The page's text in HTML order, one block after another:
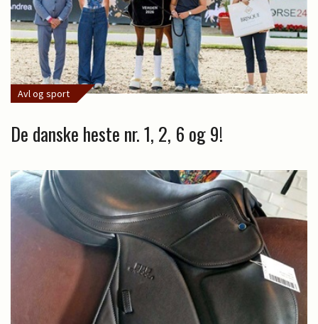
Avl og sport
De danske heste nr. 1, 2, 6 og 9!